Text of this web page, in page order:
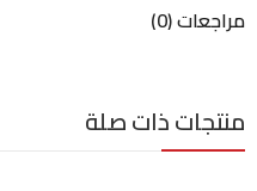
مراجعات (0)
منتجات ذات صلة